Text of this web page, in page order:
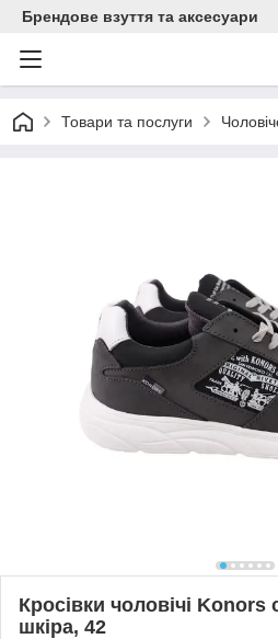
Брендове взуття та аксесуари
Товари та послуги
Кросівки чоловічі Konors
шкіра, 42